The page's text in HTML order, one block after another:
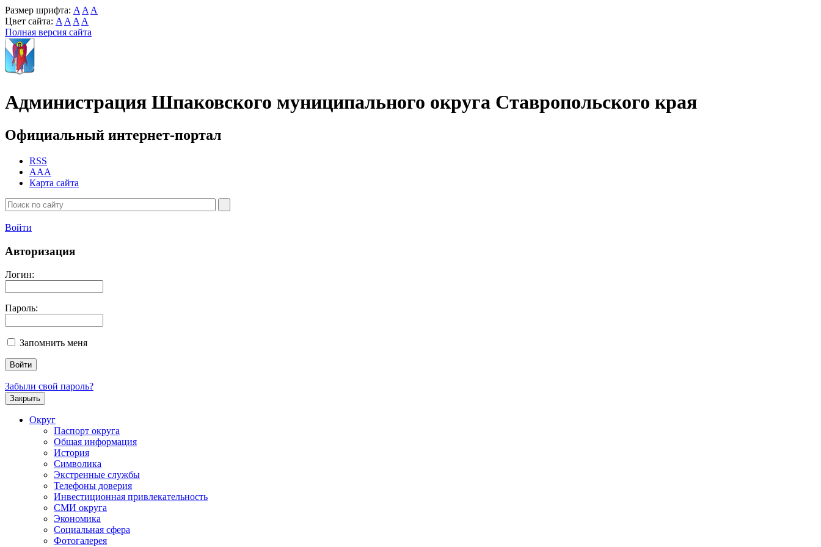
Размер шрифта: A A A
Цвет сайта: A A A A
Полная версия сайта
Администрация Шпаковского муниципального округа Ставропольского края
Официальный интернет-портал
RSS
AAA
Карта сайта
Войти
Авторизация
Логин:
Пароль:
Запомнить меня
Забыли свой пароль?
Закрыть
Округ
Паспорт округа
Общая информация
История
Символика
Экстренные службы
Телефоны доверия
Инвестиционная привлекательность
СМИ округа
Экономика
Социальная сфера
Фотогалерея